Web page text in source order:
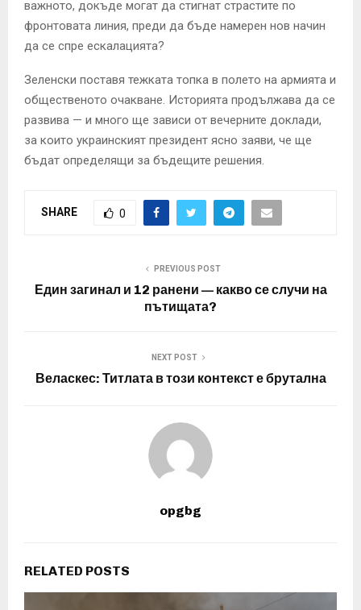
важното, докъде могат да стигнат страстите по
фронтовата линия, преди да бъде намерен нов начин
да се спре ескалацията?
Зеленски поставя тежката топка в полето на армията и
общественото очакване. Историята продължава да се
развива — и много ще зависи от вечерните доклади,
за които украинският президент ясно заяви, че ще
бъдат определящи за бъдещите решения.
SHARE 0
PREVIOUS POST
Един загинал и 12 ранени — какво се случи на
пътищата?
NEXT POST
Веласкес: Титлата в този контекст е брутална
opgbg
RELATED POSTS